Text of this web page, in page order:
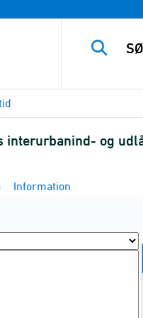
interurbanind- og
Information